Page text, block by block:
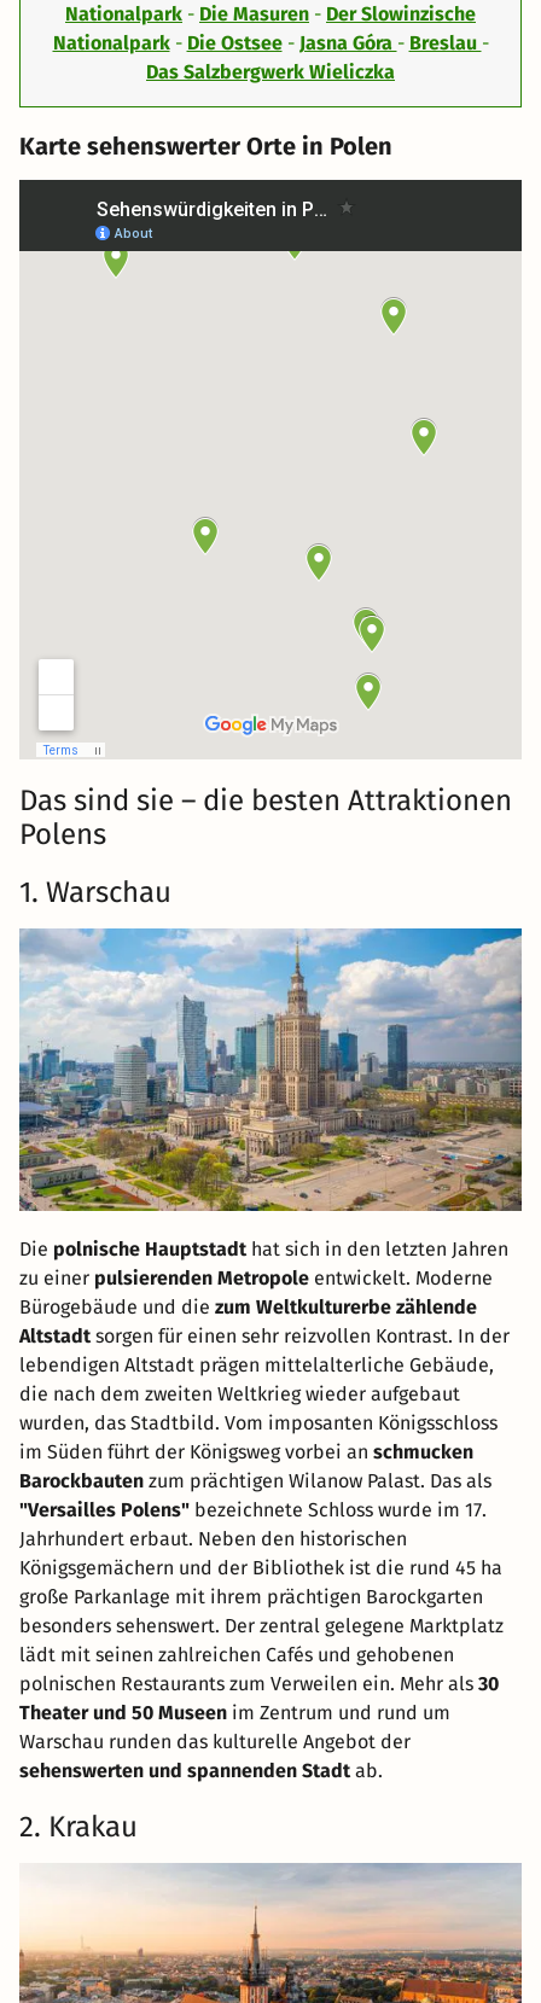
Nationalpark - Die Masuren - Der Slowinzische
Nationalpark- Die Ostsee- Jasna Góra - Breslau -
Das Salzbergwerk Wieliczka
Karte sehenswerter Orte in Polen
Das sind sie – die besten Attraktionen
Polens
1. Warschau
Die polnische Hauptstadthat sich in den letzten Jahren
zu einer pulsierenden Metropole entwickelt. Moderne
Bürogebäude und die zum Weltkulturerbe zählende
Altstadtsorgen für einen sehr reizvollen Kontrast. In der
lebendigen Altstadt prägen mittelalterliche Gebäude,
die nach dem zweiten Weltkrieg wieder aufgebaut
wurden, das Stadtbild. Vom imposanten Königsschloss
im Süden führt der Königsweg vorbei an schmucken
Barockbauten zum prächtigen Wilanow Palast. Das als
"Versailles Polens" bezeichnete Schloss wurde im 17.
Jahrhundert erbaut. Neben den historischen
Königsgemächern und der Bibliothek ist die rund 45 ha
große Parkanlage mit ihrem prächtigen Barockgarten
besonders sehenswert. Der zentral gelegene Marktplatz
lädt mit seinen zahlreichen Cafés und gehobenen
polnischen Restaurants zum Verweilen ein. Mehr als 30
Theater und 50 Museen im Zentrum und rund um
Warschau runden das kulturelle Angebot der
sehenswerten und spannenden Stadtab.
2. Krakau